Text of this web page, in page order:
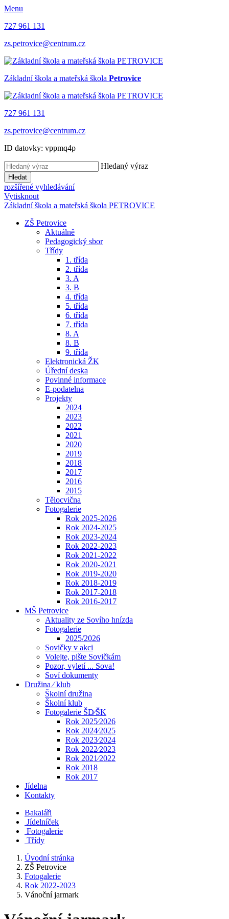
Menu
727 961 131
zs.petrovice@centrum.cz
Základní škola a mateřská škola Petrovice
727 961 131
zs.petrovice@centrum.cz
ID datovky: vppmq4p
Hledaný výraz
Hledat
rozšířené vyhledávání
Vytisknout
Základní škola a mateřská škola PETROVICE
ZŠ Petrovice
Aktuálně
Pedagogický sbor
Třídy
1. třída
2. třída
3. A
3. B
4. třída
5. třída
6. třída
7. třída
8. A
8. B
9. třída
Elektronická ŽK
Úřední deska
Povinné informace
E-podatelna
Projekty
2024
2023
2022
2021
2020
2019
2018
2017
2016
2015
Tělocvična
Fotogalerie
Rok 2025-2026
Rok 2024-2025
Rok 2023-2024
Rok 2022-2023
Rok 2021-2022
Rok 2020-2021
Rok 2019-2020
Rok 2018-2019
Rok 2017-2018
Rok 2016-2017
MŠ Petrovice
Aktuality ze Sovího hnízda
Fotogalerie
2025/2026
Sovičky v akci
Volejte, pište Sovičkám
Pozor, vyletí ... Sova!
Soví dokumenty
Družina ⁄ klub
Školní družina
Školní klub
Fotogalerie ŠD⁄ŠK
Rok 2025⁄2026
Rok 2024⁄2025
Rok 2023⁄2024
Rok 2022⁄2023
Rok 2021⁄2022
Rok 2018
Rok 2017
Jídelna
Kontakty
Bakaláři
Jídelníček
Fotogalerie
Třídy
Úvodní stránka
ZŠ Petrovice
Fotogalerie
Rok 2022-2023
Vánoční jarmark